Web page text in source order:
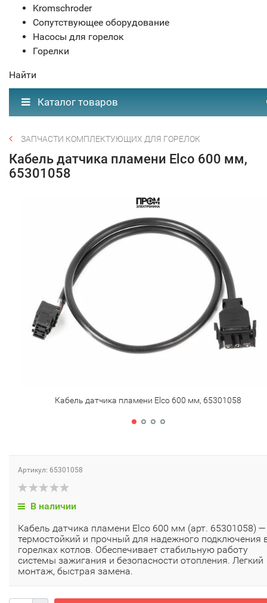
Kromschroder
Сопутствующее оборудование
Насосы для горелок
Горелки
Найти
Каталог товаров
ЗАПЧАСТИ КОМПЛЕКТУЮЩИХ ДЛЯ ГОРЕЛОК
Кабель датчика пламени Elco 600 мм,
65301058
Кабель датчика пламени Elco 600 мм, 65301058
Артикул: 65301058
В наличии
Кабель датчика пламени Elco 600 мм (арт. 65301058) —
термостойкий и прочный для надежного подключения
горелках котлов. Обеспечивает стабильную работу
системы зажигания и безопасности отопления. Легкий
монтаж, быстрая замена.